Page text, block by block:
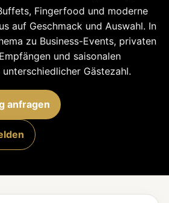
Fingerfood und moderne
auf Geschmack und Auswahl. In
zu Business-Events, privaten
und saisonalen
Gästezahl.
anfragen